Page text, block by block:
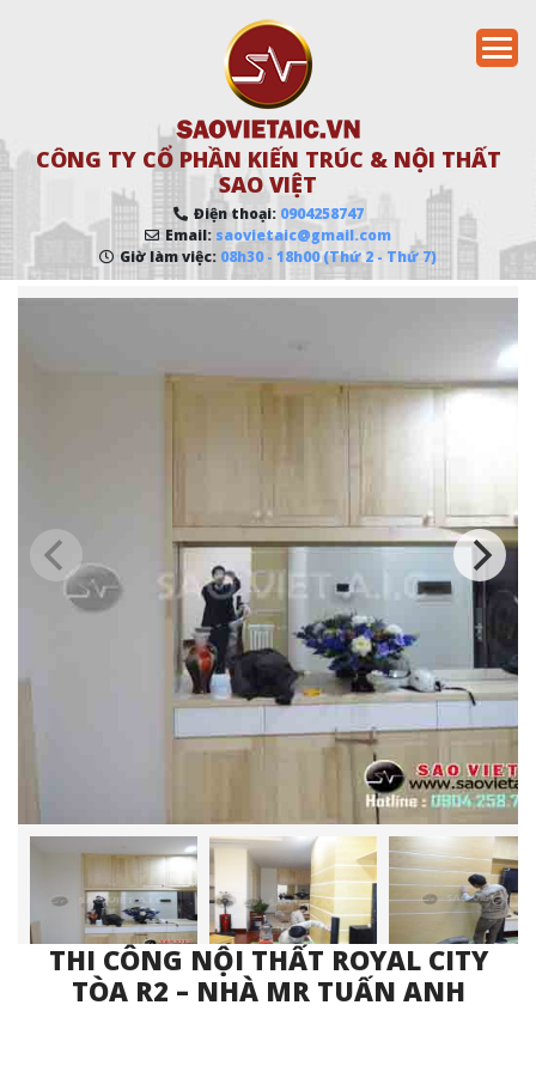
CÔNG TY CỔ PHẦN KIẾN TRÚC & NỘI THẤT
SAO VIỆT
Điện thoại: 0904258747
Email: saovietaic@gmail.com
Giờ làm việc: 08h30 - 18h00 (Thứ 2 - Thứ 7)
THI CÔNG NỘI THẤT ROYAL CITY
TÒA R2 – NHÀ MR TUẤN ANH